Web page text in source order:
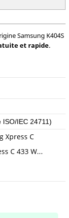
Samsung K404S
et rapide.
IEC 24711)
Xpress C
C 433 W...